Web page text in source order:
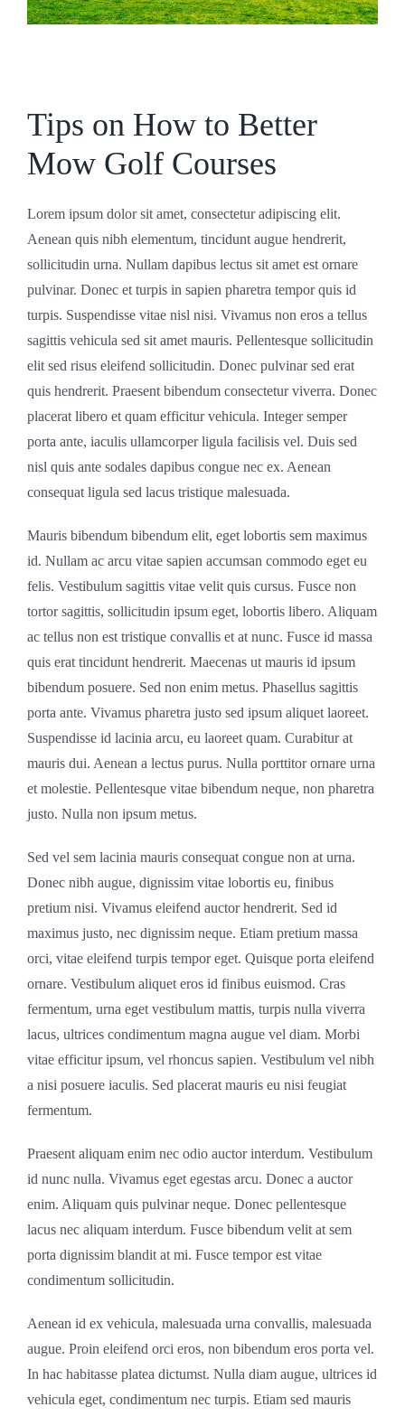
Tips on How to Better
Mow Golf Courses
Lorem ipsum dolor sit amet, consectetur adipiscing elit.
Aenean quis nibh elementum, tincidunt augue hendrerit,
sollicitudin urna. Nullam dapibus lectus sit amet est ornare
pulvinar. Donec et turpis in sapien pharetra tempor quis id
turpis. Suspendisse vitae nisl nisi. Vivamus non eros a tellus
sagittis vehicula sed sit amet mauris. Pellentesque sollicitudin
elit sed risus eleifend sollicitudin. Donec pulvinar sed erat
quis hendrerit. Praesent bibendum consectetur viverra. Donec
placerat libero et quam efficitur vehicula. Integer semper
porta ante, iaculis ullamcorper ligula facilisis vel. Duis sed
nisl quis ante sodales dapibus congue nec ex. Aenean
consequat ligula sed lacus tristique malesuada.
Mauris bibendum bibendum elit, eget lobortis sem maximus
id. Nullam ac arcu vitae sapien accumsan commodo eget eu
felis. Vestibulum sagittis vitae velit quis cursus. Fusce non
tortor sagittis, sollicitudin ipsum eget, lobortis libero. Aliquam
ac tellus non est tristique convallis et at nunc. Fusce id massa
quis erat tincidunt hendrerit. Maecenas ut mauris id ipsum
bibendum posuere. Sed non enim metus. Phasellus sagittis
porta ante. Vivamus pharetra justo sed ipsum aliquet laoreet.
Suspendisse id lacinia arcu, eu laoreet quam. Curabitur at
mauris dui. Aenean a lectus purus. Nulla porttitor ornare urna
et molestie. Pellentesque vitae bibendum neque, non pharetra
justo. Nulla non ipsum metus.
Sed vel sem lacinia mauris consequat congue non at urna.
Donec nibh augue, dignissim vitae lobortis eu, finibus
pretium nisi. Vivamus eleifend auctor hendrerit. Sed id
maximus justo, nec dignissim neque. Etiam pretium massa
orci, vitae eleifend turpis tempor eget. Quisque porta eleifend
ornare. Vestibulum aliquet eros id finibus euismod. Cras
fermentum, urna eget vestibulum mattis, turpis nulla viverra
lacus, ultrices condimentum magna augue vel diam. Morbi
vitae efficitur ipsum, vel rhoncus sapien. Vestibulum vel nibh
a nisi posuere iaculis. Sed placerat mauris eu nisi feugiat
fermentum.
Praesent aliquam enim nec odio auctor interdum. Vestibulum
id nunc nulla. Vivamus eget egestas arcu. Donec a auctor
enim. Aliquam quis pulvinar neque. Donec pellentesque
lacus nec aliquam interdum. Fusce bibendum velit at sem
porta dignissim blandit at mi. Fusce tempor est vitae
condimentum sollicitudin.
Aenean id ex vehicula, malesuada urna convallis, malesuada
augue. Proin eleifend orci eros, non bibendum eros porta vel.
In hac habitasse platea dictumst. Nulla diam augue, ultrices id
vehicula eget, condimentum nec turpis. Etiam sed mauris